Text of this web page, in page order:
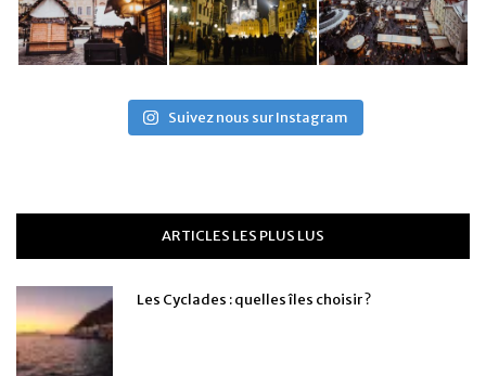
Suivez nous sur Instagram
ARTICLES LES PLUS LUS
Les Cyclades : quelles îles choisir ?